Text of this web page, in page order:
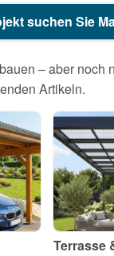
suchen Sie
– aber noch
Artikeln.
Terrasse